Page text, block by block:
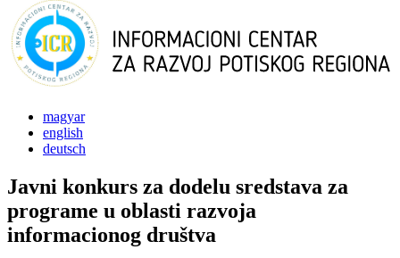
magyar
english
deutsch
Javni konkurs za dodelu sredstava za
programe u oblasti razvoja
informacionog društva